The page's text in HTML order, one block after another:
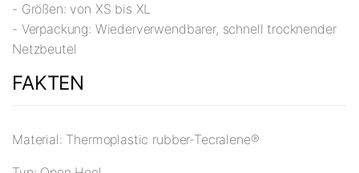
- Größen: von XS bis XL
- Verpackung: Wiederverwendbarer, schnell trocknender
Netzbeutel
FAKTEN
Material: Thermoplastic rubber-Tecralene®